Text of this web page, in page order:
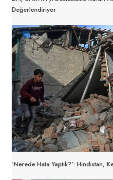
Değerlendiriyor
‘Nerede Hata Yaptık?’: Hindistan,